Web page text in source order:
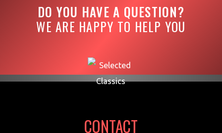
DO YOU HAVE A QUESTION?
WE ARE HAPPY TO HELP YOU
CONTACT